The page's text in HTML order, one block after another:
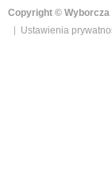
Copyright © Wyborcza
Ustawienia